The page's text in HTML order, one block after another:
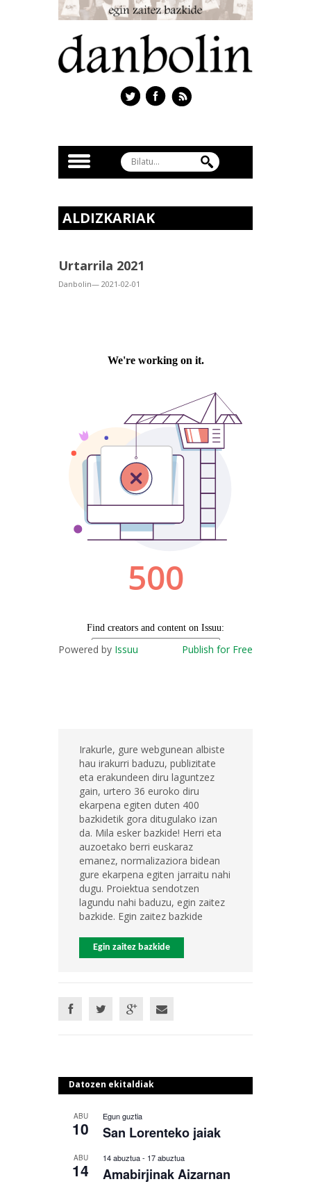
ALDIZKARIAK
Urtarrila 2021
Danbolin— 2021-02-01
Powered by Issuu Publish for Free
Irakurle, gure webgunean albiste
hau irakurri baduzu, publizitate
eta erakundeen diru laguntzez
gain, urtero 36 euroko diru
ekarpena egiten duten 400
bazkidetik gora ditugulako izan
da. Mila esker bazkide! Herri eta
auzoetako berri euskaraz
emanez, normalizaziora bidean
gure ekarpena egiten jarraitu nahi
dugu. Proiektua sendotzen
lagundu nahi baduzu, egin zaitez
bazkide. Egin zaitez bazkide
Egin zaitez bazkide
Datozen ekitaldiak
ABU
10
Egun guztia
San Lorenteko jaiak
ABU
14
14 abuztua- 17 abuztua
Amabirjinak Aizarnan